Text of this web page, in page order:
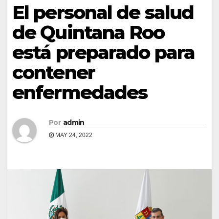
El personal de salud
de Quintana Roo
está preparado para
contener
enfermedades
Por admin
MAY 24, 2022